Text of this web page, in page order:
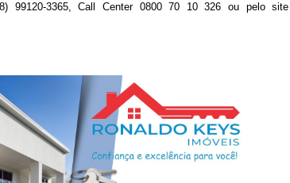
99120-3365, Call Center 0800 70 10 326 ou pelo site